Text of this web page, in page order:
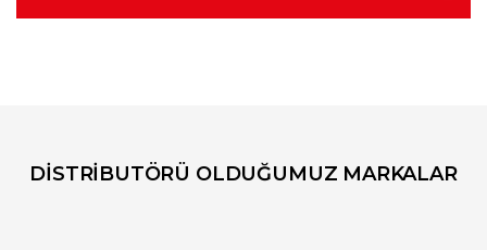
DİSTRİBUTÖRÜ OLDUĞUMUZ MARKALAR